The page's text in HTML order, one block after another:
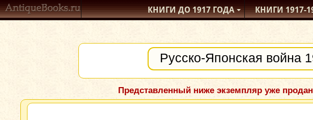
КНИГИ ДО 1917ГОДА КНИГИ1917-
Представленный ниже экземпляр уже